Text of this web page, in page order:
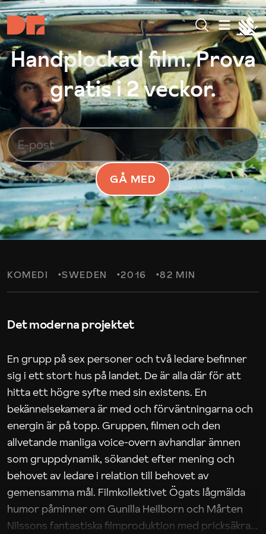
Handplockad film. Prova
gratis i 2 veckor.
GÅ MED
KOMEDI SWEDEN 2016 82 MIN
Det moderna projektet
En grupp på sex personer och två ledare befinner
sig i ett stort hus på landet. De är alla där för att
hitta ett högre syfte med sin existens. En
bekännelsekamera är med och förväntningarna och
energin är på topp. Gruppen, filmen och den
allvetande manliga voice-overn avhandlar ämnen
som gruppdynamik, sökandet efter mening och
behovet av ledare i relation till behovet av
gemensamma mål. Filmkollektivet Ögats lågmälda
humor påminner om Gunilla Heilborn och Mårten
Nilssons fantastiska filmproduktion med pricksäkra